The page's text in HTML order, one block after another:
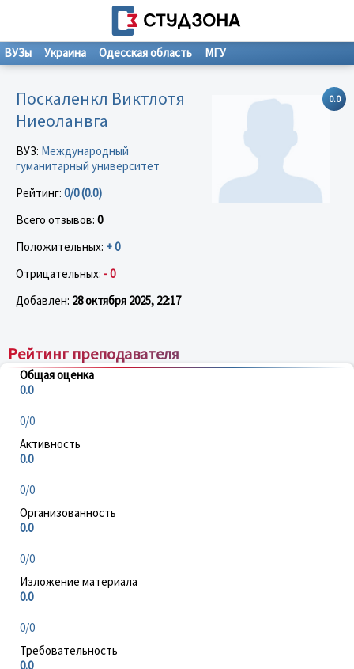
ВУЗы Украина Одесская область МГУ
0.0
Поскаленкл Виктлотя
Ниеоланвга
ВУЗ: Международный
гуманитарный университет
Рейтинг: 0/0 (0.0)
Всего отзывов: 0
Положительных: + 0
Отрицательных: - 0
Добавлен: 28 октября 2025, 22:17
Рейтинг преподавателя
Общая оценка
0.0
0/0
Активность
0.0
0/0
Организованность
0.0
0/0
Изложение материала
0.0
0/0
Требовательность
0.0